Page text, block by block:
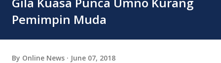
Pemimpin Muda
By Online News June 07, 2018